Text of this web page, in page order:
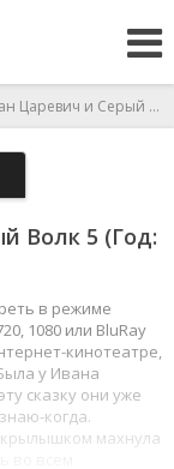
Царевич и Серый Волк 5
Волк 5 (Год:
в режиме
1080 или BluRay
кинотеатре,
у Ивана
сказку они уже
когда.
махнула